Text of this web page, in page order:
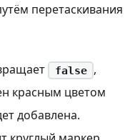
перетаскивания
false ,
красным цветом
добавлена.